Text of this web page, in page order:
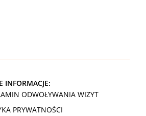
INFORMACJE:
ODWOŁYWANIA WIZYT
PRYWATNOŚCI